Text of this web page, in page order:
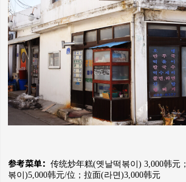
参考菜单： 传统炒年糕(옛날떡볶이) 3,000韩元；
볶이)5,000韩元/位； 拉面(라면)3,000韩元